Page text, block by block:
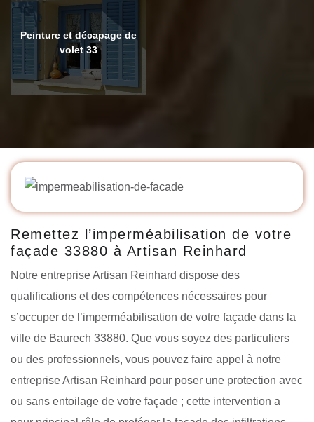
Peinture et décapage de
volet 33
Remettez l’imperméabilisation de votre
façade 33880 à Artisan Reinhard
Notre entreprise Artisan Reinhard dispose des
qualifications et des compétences nécessaires pour
s’occuper de l’imperméabilisation de votre façade dans la
ville de Baurech 33880. Que vous soyez des particuliers
ou des professionnels, vous pouvez faire appel à notre
entreprise Artisan Reinhard pour poser une protection avec
ou sans entoilage de votre façade ; cette intervention a